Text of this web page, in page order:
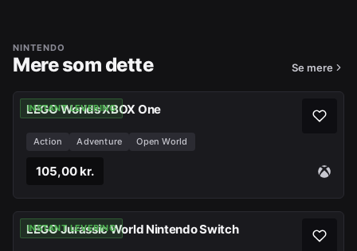
NINTENDO
Mere som dette Se mere
INSTANT LEVERING
LEGO Worlds XBOX One
Action Adventure Open World
105,00 kr.
INSTANT LEVERING
LEGO Jurassic World Nintendo Switch